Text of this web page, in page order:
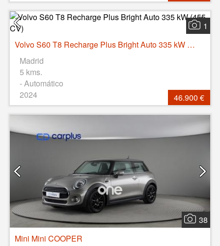
1
Volvo S60 T8 Recharge Plus Bright Auto 335 kW (455 CV)
Madrid
5 kms.
- Automático
2024
46.900 €
38
Mini Mini COOPER